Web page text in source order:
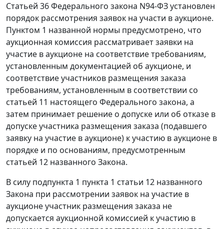
Статьей 36 Федерального закона N94-ФЗ установлен
порядок рассмотрения заявок на участи в аукционе.
Пунктом 1 названной нормы предусмотрено, что
аукционная комиссия рассматривает заявки на
участие в аукционе на соответствие требованиям,
установленным документацией об аукционе, и
соответствие участников размещения заказа
требованиям, установленным в соответствии со
статьей 11 настоящего Федерального закона, а
затем принимает решение о допуске или об отказе в
допуске участника размещения заказа (подавшего
заявку на участие в аукционе) к участию в аукционе в
порядке и по основаниям, предусмотренным
статьей 12 названного Закона.
В силу подпункта 1 пункта 1 статьи 12 названного
Закона при рассмотрении заявок на участие в
аукционе участник размещения заказа не
допускается аукционной комиссией к участию в